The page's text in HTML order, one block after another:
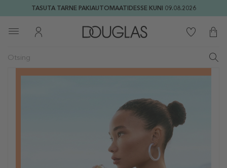
TASUTA TARNE PAKIAUTOMAATIDESSE KUNI 09.08.2026